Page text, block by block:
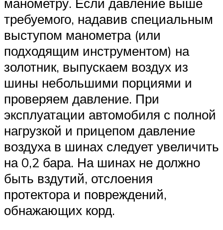
требуемого, надавив специальным
выступом манометра (или
подходящим инструментом) на
золотник, выпускаем воздух из
шины небольшими порциями и
проверяем давление. При
эксплуатации автомобиля с полной
нагрузкой и прицепом давление
воздуха в шинах следует увеличить
на 0,2 бара. На шинах не должно
быть вздутий, отслоения
протектора и повреждений,
обнажающих корд.